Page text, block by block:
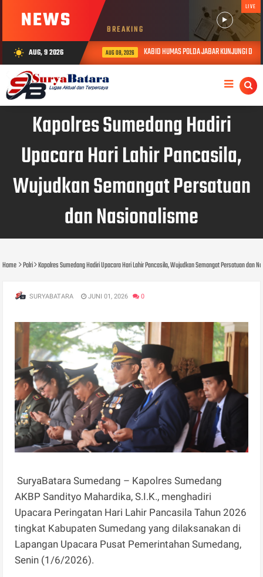
NEWS BREAKING
LIVE
wb_sunny AUG, 9 2026 AUG 08, 2026 KABID HUMAS POLDA JABAR KUNJUNGI DAN
Kapolres Sumedang Hadiri
Upacara Hari Lahir Pancasila,
Wujudkan Semangat Persatuan
dan Nasionalisme
Home Polri Kapolres Sumedang Hadiri Upacara Hari Lahir Pancasila, Wujudkan Semangat Persatuan dan
SURYABATARA JUNI 01, 2026 0
SuryaBatara Sumedang – Kapolres Sumedang
AKBP Sandityo Mahardika, S.I.K., menghadiri
Upacara Peringatan Hari Lahir Pancasila Tahun 2026
tingkat Kabupaten Sumedang yang dilaksanakan di
Lapangan Upacara Pusat Pemerintahan Sumedang,
Senin (1/6/2026).